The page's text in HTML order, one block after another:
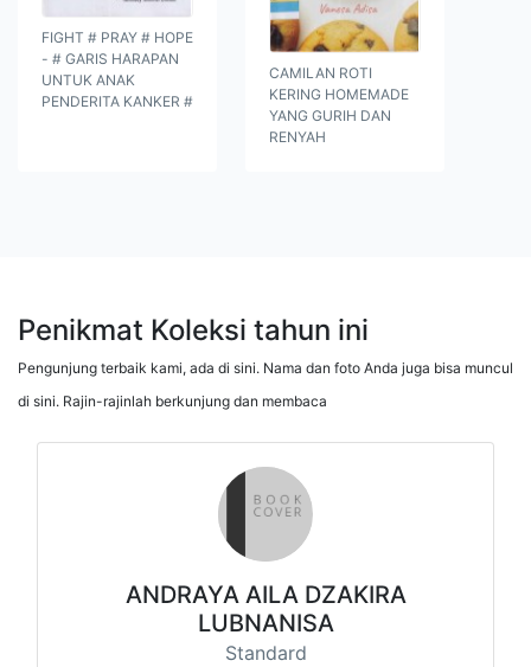
FIGHT # PRAY # HOPE
- # GARIS HARAPAN
UNTUK ANAK
PENDERITA KANKER #
CAMILAN ROTI
KERING HOMEMADE
YANG GURIH DAN
RENYAH
Penikmat Koleksi tahun ini
Pengunjung terbaik kami, ada di sini. Nama dan foto Anda juga bisa muncul
di sini. Rajin-rajinlah berkunjung dan membaca
ANDRAYA AILA DZAKIRA
LUBNANISA
Standard